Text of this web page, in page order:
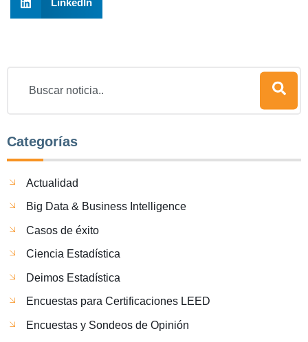
LinkedIn
Categorías
Actualidad
Big Data & Business Intelligence
Casos de éxito
Ciencia Estadística
Deimos Estadística
Encuestas para Certificaciones LEED
Encuestas y Sondeos de Opinión